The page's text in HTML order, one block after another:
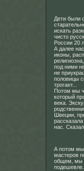
Дети были
искать
чисто
России 20
А далее
иконы,
под ними
не
половицы
трогает...
Потом мы
который
века.
Швеции,
нас.
А потом мы
мастеров
общем, мы
подешевле.